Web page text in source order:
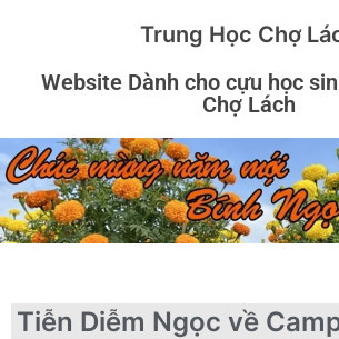
Trung Học Chợ
Website Dành cho cựu học
Chợ Lách
Tiễn Diễm Ngọc về